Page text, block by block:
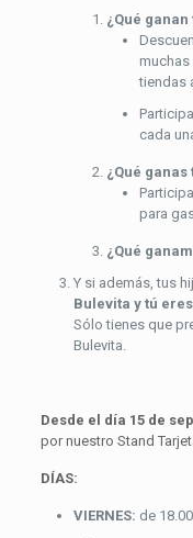
¿Qué
muchas
tiendas
cada
¿Qué ganas
para
¿Qué
Y si además, tus
Bulevita y tú
Sólo tienes que
Bulevita.
Desde el día 15 de
por nuestro Stand
DÍAS:
VIERNES: de